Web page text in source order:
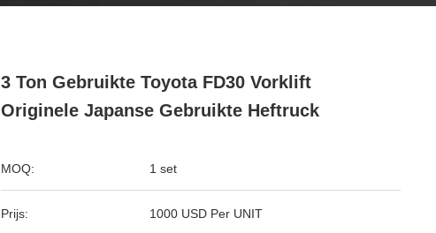
3 Ton Gebruikte Toyota FD30 Vorklift
Originele Japanse Gebruikte Heftruck
MOQ: 1 set
Prijs: 1000 USD Per UNIT